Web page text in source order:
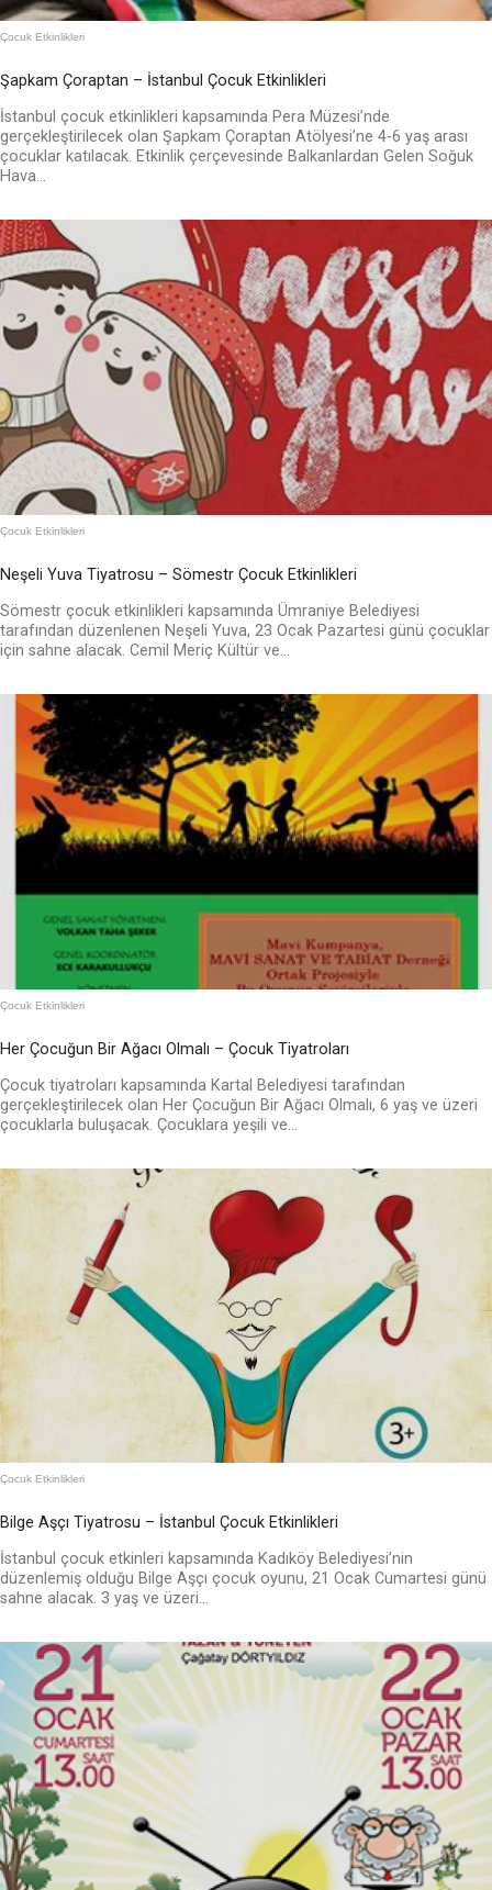
Çocuk Etkinlikleri
Şapkam Çoraptan – İstanbul Çocuk Etkinlikleri
İstanbul çocuk etkinlikleri kapsamında Pera Müzesi’nde
gerçekleştirilecek olan Şapkam Çoraptan Atölyesi’ne 4-6 yaş arası
çocuklar katılacak. Etkinlik çerçevesinde Balkanlardan Gelen Soğuk
Hava...
Çocuk Etkinlikleri
Neşeli Yuva Tiyatrosu – Sömestr Çocuk Etkinlikleri
Sömestr çocuk etkinlikleri kapsamında Ümraniye Belediyesi
tarafından düzenlenen Neşeli Yuva, 23 Ocak Pazartesi günü çocuklar
için sahne alacak. Cemil Meriç Kültür ve...
Çocuk Etkinlikleri
Her Çocuğun Bir Ağacı Olmalı – Çocuk Tiyatroları
Çocuk tiyatroları kapsamında Kartal Belediyesi tarafından
gerçekleştirilecek olan Her Çocuğun Bir Ağacı Olmalı, 6 yaş ve üzeri
çocuklarla buluşacak. Çocuklara yeşili ve...
Çocuk Etkinlikleri
Bilge Aşçı Tiyatrosu – İstanbul Çocuk Etkinlikleri
İstanbul çocuk etkinleri kapsamında Kadıköy Belediyesi’nin
düzenlemiş olduğu Bilge Aşçı çocuk oyunu, 21 Ocak Cumartesi günü
sahne alacak. 3 yaş ve üzeri...